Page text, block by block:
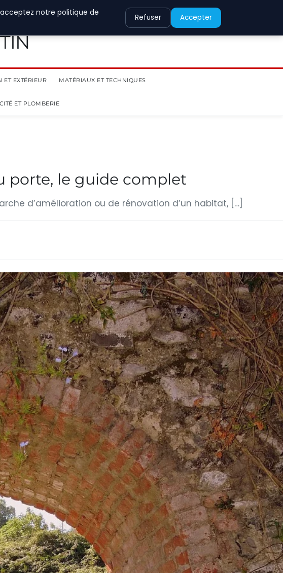
ET EXTÉRIEUR MATÉRIAUX ET TECHNIQUES
ET PLOMBERIE
porte, le guide complet
d’amélioration ou de rénovation d’un habitat, […]
notre politique de
Refuser Accepter